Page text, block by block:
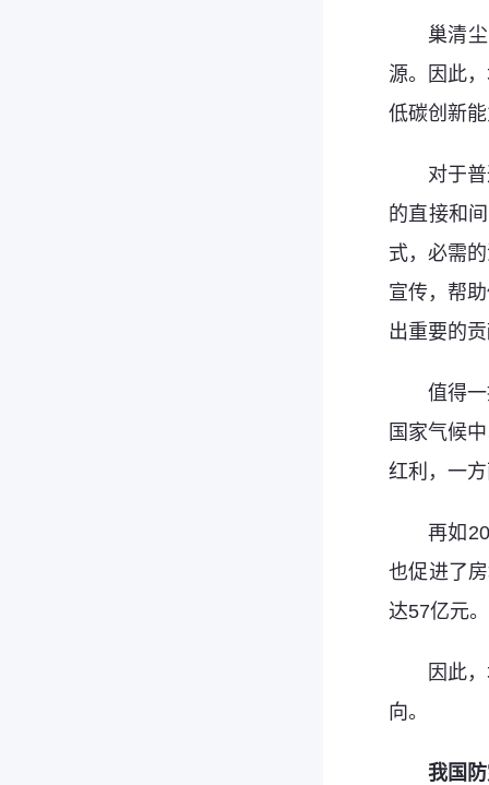
巢清
源。因此
低碳创新
对于
的直接和
式，必需
宣传，帮
出重要的
值得
国家气候
红利，一
再如
也促进了
达57亿元
因此
向。
我国